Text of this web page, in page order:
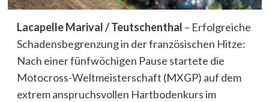
Lacapelle Marival / Teutschenthal – Erfolgreiche
Schadensbegrenzung in der französischen Hitze:
Nach einer fünfwöchigen Pause startete die
Motocross-Weltmeisterschaft (MXGP) auf dem
extrem anspruchsvollen Hartbodenkurs im